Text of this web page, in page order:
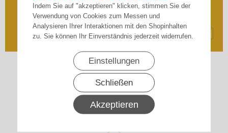
Indem Sie auf "akzeptieren" klicken, stimmen Sie der
Verwendung von Cookies zum Messen und
Analysieren Ihrer Interaktionen mit den Shopinhalten
zu. Sie können Ihr Einverständnis jederzeit widerrufen.
Einstellungen
Schließen
Akzeptieren
Stahlrohrwelle S 60 + M 60
inkl. 19% MwSt. zzgl. Versand
ab 22,90 €